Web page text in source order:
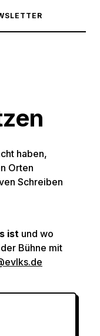
haben,
Orten
Schreiben
ist und wo
Bühne mit